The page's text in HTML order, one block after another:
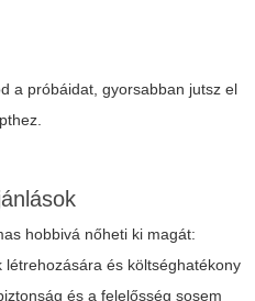
a próbáidat, gyorsabban jutsz el
hobbivá nőheti ki magát:
és költséghatékony
és a felelősség sosem